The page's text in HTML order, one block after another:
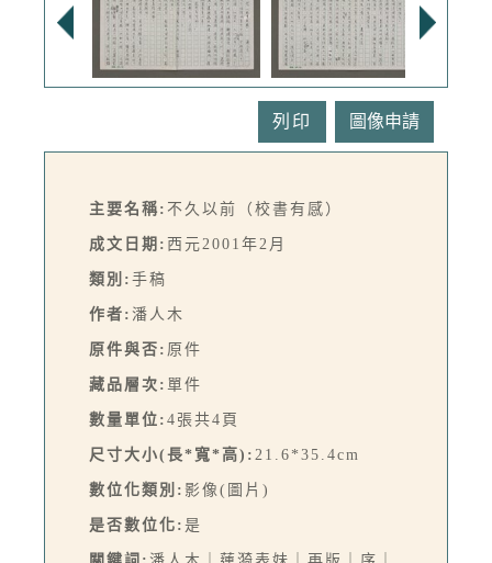
列印
主要名稱: 不久以前（校書有感）
成文日期: 西元2001年2月
類別: 手稿
作者: 潘人木
原件與否: 原件
藏品層次: 單件
數量單位: 4張共4頁
尺寸大小(長*寬*高): 21.6*35.4cm
數位化類別: 影像(圖片)
是否數位化: 是